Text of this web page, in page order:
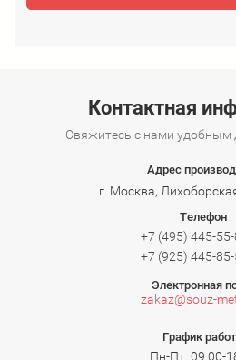
Контактная
Свяжитесь с нами удобным
Адрес
г. Москва,
Телефон
+7 (495) 445-
+7 (925) 445-
Электронная
zakaz@souz-
График
Пн-Пт: 09:00-